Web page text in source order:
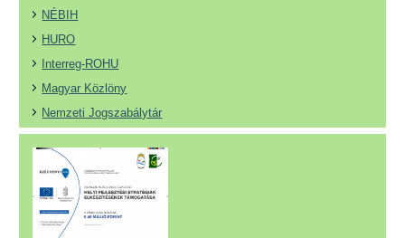
NÉBIH
HURO
Interreg-ROHU
Magyar Közlöny
Nemzeti Jogszabálytár